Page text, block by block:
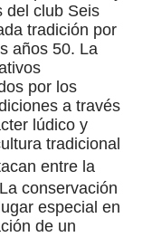
del club Seis
tradición por
años 50. La
por los
a través
lúdico y
tradicional
entre la
conservación
especial en
de un